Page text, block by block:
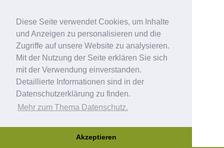
Diese Seite verwendet Cookies, um Inhalte
und Anzeigen zu personalisieren und die
Zugriffe auf unsere Website zu analysieren.
Mit der Nutzung der Seite erklären Sie sich
mit der Verwendung einverstanden.
Detaillierte Informationen sind in der
Datenschutzerklärung zu finden.
Mehr zum Thema Datenschutz.
Akzeptieren